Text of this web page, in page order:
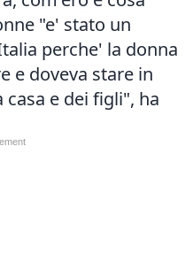
"e' stato un
perche' la donna
e doveva stare in
e dei figli", ha